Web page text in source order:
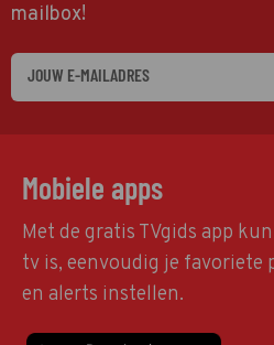
mailbox!
Mobiele apps
Met de gratis TVgids app
tv is, eenvoudig je favoriete
en alerts instellen.